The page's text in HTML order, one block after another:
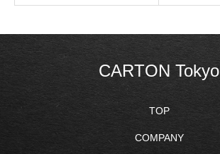
CARTON Tokyo
TOP
COMPANY